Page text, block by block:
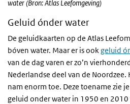
water (Bron: Atlas Leefomgeving)
Geluid ónder water
De geluidkaarten op de Atlas
bóven water. Maar er is ook geluid
van de dag varen er zo’n
Nederlandse deel van de Noordzee.
nam enorm toe. Deze toename zie
geluid onder water in 1950 en 2010